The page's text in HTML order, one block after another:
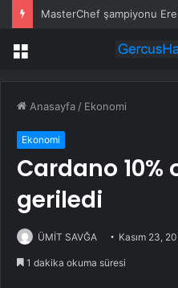
Menü
Anasayfa / Ekonomi
Ekonomi
Cardano 10%
geriledi
ÜMİT SAVĞA Kasım 23,
1 dakika okuma süresi